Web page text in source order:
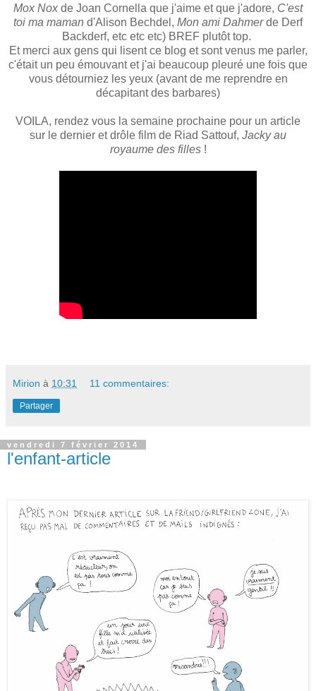
Mox Nox de Joan Cornella que j'aime et que j'adore, C'est
toi ma maman d'Alison Bechdel, Mon ami Dahmerde Derf
Backderf, etc etc etc) BREF plutôt top.
Et merci aux gens qui lisent ce blog et sont venus me parler,
c'était un peu émouvant et j'ai beaucoup pleuré une fois que
vous détourniez les yeux (avant de me reprendre en
décapitant des barbares)
VOILA, rendez vous la semaine prochaine pour un article
sur le dernier et drôle film de Riad Sattouf, Jacky au
royaume des filles!
Mirion à 10:31 11 commentaires:
Partager
vendredi 7 février 2014
l'enfant-article